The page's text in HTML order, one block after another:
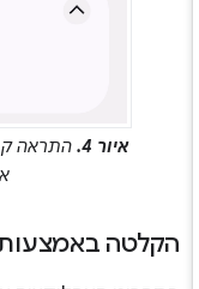
איור 4.
התראה
הקלטה באמצעות